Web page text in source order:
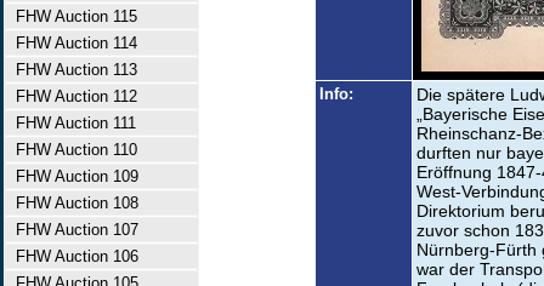
FHW Auction 115
FHW Auction 114
FHW Auction 113
FHW Auction 112
FHW Auction 111
FHW Auction 110
FHW Auction 109
FHW Auction 108
FHW Auction 107
FHW Auction 106
Info:
Die spätere
„Bayerische
Rheinschanz-
durften nur
Eröffnung
West-
Direktorium
zuvor schon
Nürnberg-Fürth
war der